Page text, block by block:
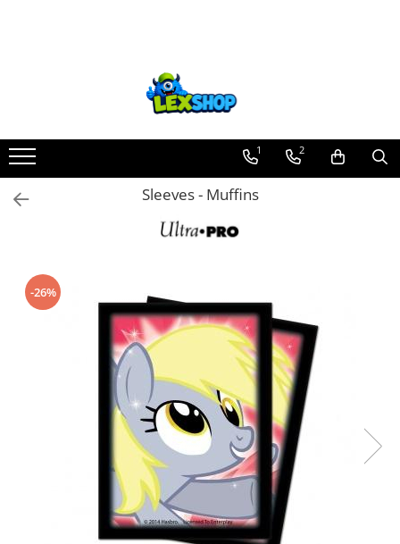
Board Games
Extensii boardgames
Card Games (jocuri cu carti)
Party Games (jocuri de petrecere)
Jocuri pentru copii
Puzzle-uri logice
Jocuri cu miniaturi
Final Girl - solo game
Miniaturi Arkham Horror
Miniaturi HEROCLIX
Accesorii pentru boardgames
1 2
Sleeves - Muffins
-26%